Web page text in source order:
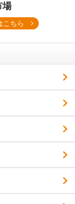
場
こちら